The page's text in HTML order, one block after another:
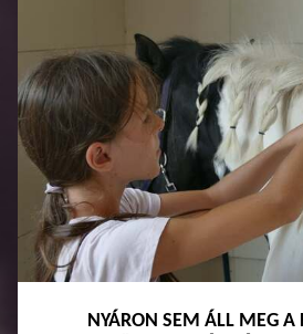
NYÁRON SEM ÁLL MEG A